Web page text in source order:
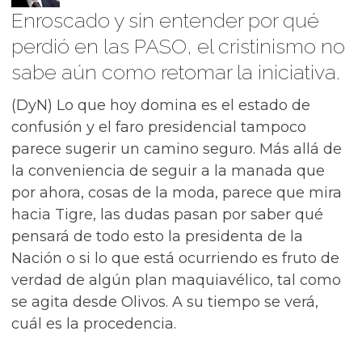
Enroscado y sin entender por qué
perdió en las PASO, el cristinismo no
sabe aún como retomar la iniciativa.
(DyN) Lo que hoy domina es el estado de
confusión y el faro presidencial tampoco
parece sugerir un camino seguro. Más allá de
la conveniencia de seguir a la manada que
por ahora, cosas de la moda, parece que mira
hacia Tigre, las dudas pasan por saber qué
pensará de todo esto la presidenta de la
Nación o si lo que está ocurriendo es fruto de
verdad de algún plan maquiavélico, tal como
se agita desde Olivos. A su tiempo se verá,
cuál es la procedencia.